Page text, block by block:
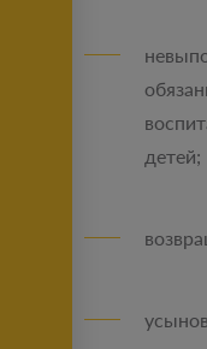
детей;